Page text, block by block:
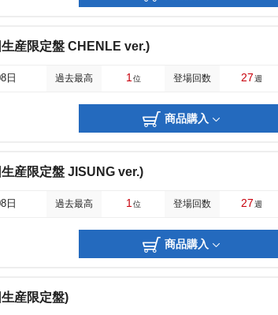
産限定盤 CHENLE ver.)
日 過去最高 1 位 登場回数 27週
商品購入
産限定盤 JISUNG ver.)
日 過去最高 1 位 登場回数 27週
商品購入
産限定盤)